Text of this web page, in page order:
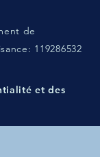
de
119286532
et des